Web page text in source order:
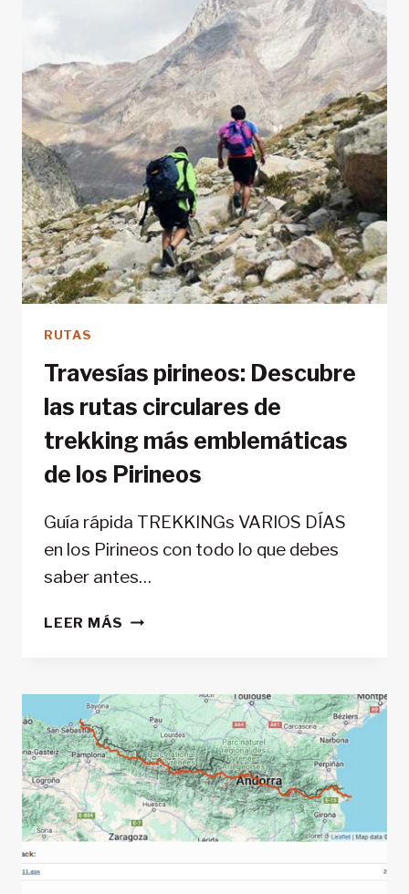
VUELTA
EN
LOS
PIRINEOS
RUTAS
Travesías pirineos: Descubre
las rutas circulares de
trekking más emblemáticas
de los Pirineos
Guía rápida TREKKINGs VARIOS DÍAS
en los Pirineos con todo lo que debes
saber antes…
LEER MÁS TRAVESÍAS
RUTAS
CIRCULARES
DE
TREKKING
MÁS
EMBLEMÁTICAS
DE